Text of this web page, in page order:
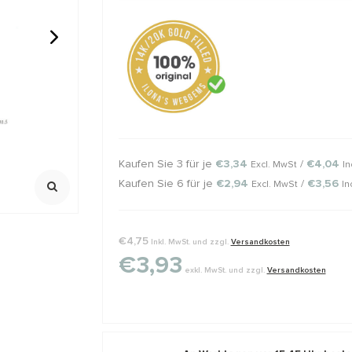
GARNET: Griffin zijde draad
2 meter met naald
Kaufen Sie 3 für je €3,34 Excl. MwSt / €4,04
Kaufen Sie 6 für je €2,94 Excl. MwSt / €3,56
€4,75 Inkl. MwSt. und zzgl. Versandkosten
€3,93 exkl. MwSt. und zzgl. Versandkosten